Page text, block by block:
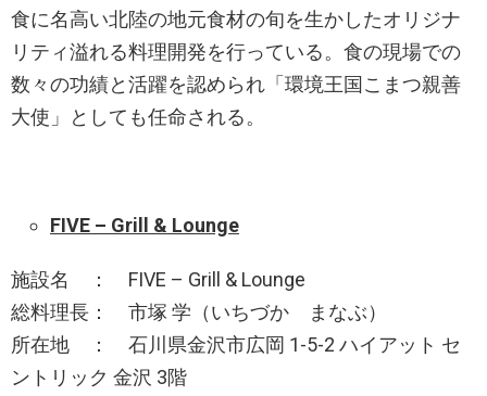
食に名高い北陸の地元食材の旬を生かしたオリジナ
リティ溢れる料理開発を行っている。食の現場での
数々の功績と活躍を認められ「環境王国こまつ親善
大使」としても任命される。
FIVE – Grill & Lounge
施設名 ： FIVE – Grill & Lounge
総料理長： 市塚 学（いちづか まなぶ）
所在地 ： 石川県金沢市広岡 1-5-2 ハイアット セ
ントリック 金沢 3階